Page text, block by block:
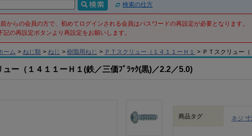
検索の仕方
からの会員の方で、初めてログインされる会員はパスワードの再設定が必要となります。
記の再設定ボタンより再設定をお願いします。
ーム > ねじ類 > ねじ > 樹脂用ねじ > ＰＴスクリュー（１４１１ーＨ１ > ＰＴスクリュー
ュー（１４１１ーＨ１(鉄／三価ﾌﾞﾗｯｸ(黒)／2.2／5.0)
商品タグ ネジ 寸